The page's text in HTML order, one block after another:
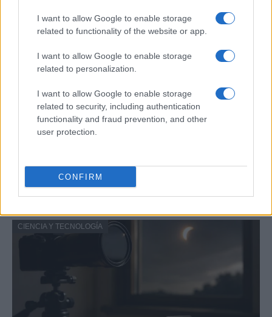
I want to allow Google to enable storage
related to functionality of the website or app.
I want to allow Google to enable storage
related to personalization.
I want to allow Google to enable storage
related to security, including authentication
functionality and fraud prevention, and other
user protection.
CONFIRM
mitigaciones aplicadas
La inteligencia artificial ética es fundamental para un…
CIENCIA Y TECNOLOGÍA